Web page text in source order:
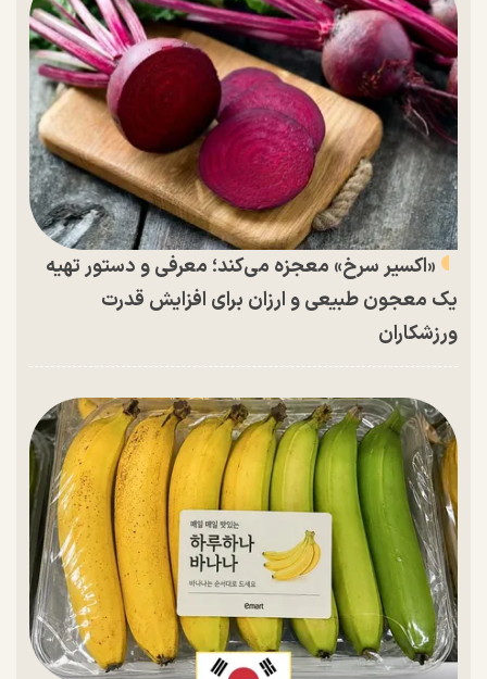
«اکسیر سرخ» معجزه می‌کند؛ معرفی و دستور تهیه
یک معجون طبیعی و ارزان برای افزایش قدرت
ورزشکاران